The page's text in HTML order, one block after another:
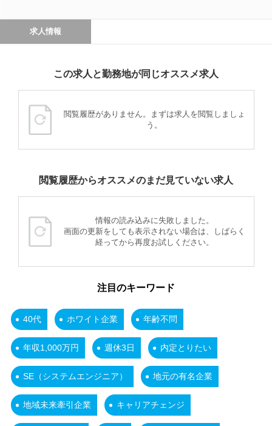
求人情報
この求人と勤務地が同じオススメ求人
閲覧履歴がありません。まずは求人を閲覧しましょ
う。
閲覧履歴からオススメのまだ見ていない求人
情報の読み込みに失敗しました。
画面の更新をしても表示されない場合は、しばらく
経ってから再度お試しください。
注目のキーワード
40代 ホワイト企業 年齢不問
年収1,000万円 週休3日 内定とりたい
SE（システムエンジニア） 地元の有名企業
地域未来牽引企業 キャリアチェンジ